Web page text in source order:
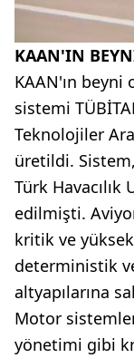
KAAN'IN
KAAN'ın
sistemi
Teknolojiler
üretildi.
Türk Havacılık
edilmişti.
kritik ve
deterministik
altyapılarına
Motor
yönetimi gibi